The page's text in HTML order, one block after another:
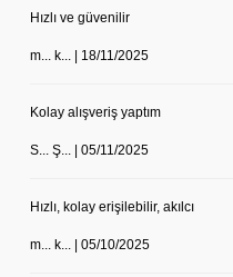
Hızlı ve güvenilir
m... k... | 18/11/2025
Kolay alışveriş yaptım
S... Ş... | 05/11/2025
Hızlı, kolay erişilebilir, akılcı
m... k... | 05/10/2025